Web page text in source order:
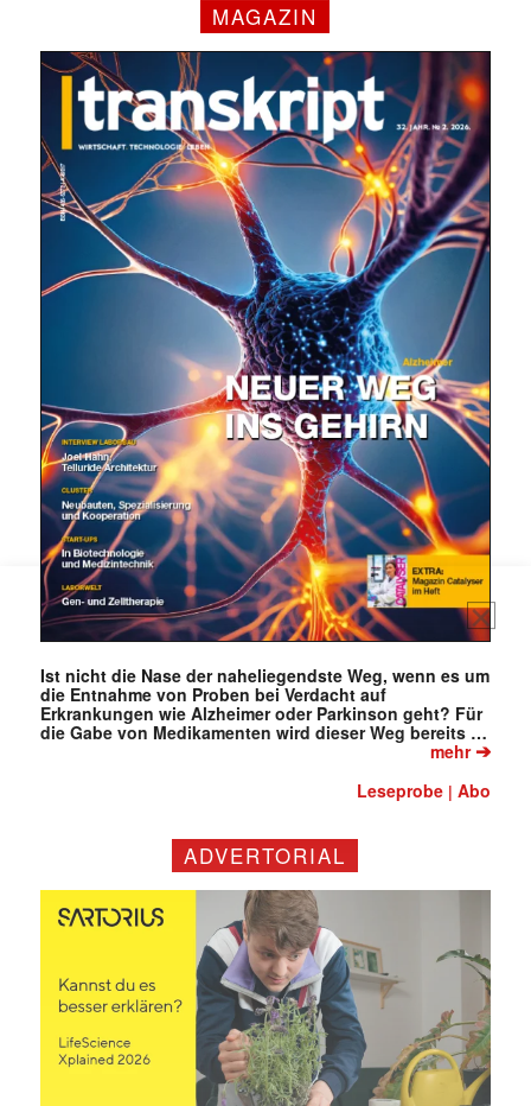
Mit dem |transkript-Newsletter
jede Woche aktuell informiert.
E-
Mail
(erforderlich)
MAGAZIN
Ist nicht die Nase der naheliegendste Weg, wenn es um
die Entnahme von Proben bei Verdacht auf
Erkrankungen wie Alzheimer oder Parkinson geht? Für
die Gabe von Medikamenten wird dieser Weg bereits …
mehr➔
Leseprobe |Abo
ADVERTORIAL